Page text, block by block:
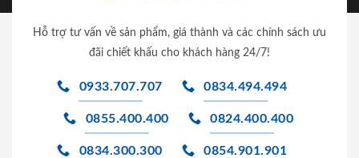
Hỗ trợ tư vấn về sản phẩm, giá thành và các chính sách ưu
đãi chiết khấu cho khách hàng 24/7!
0933.707.707 0834.494.494
0855.400.400 0824.400.400
0834.300.300 0854.901.901